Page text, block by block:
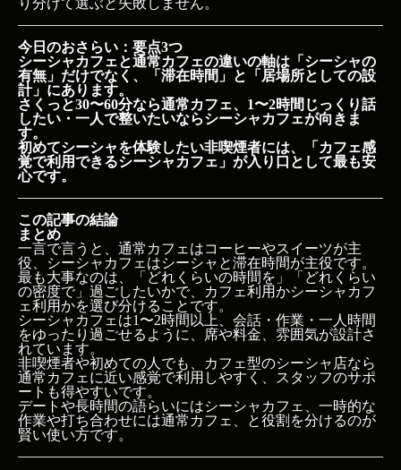
り分けて選ぶと失敗しません。
今日のおさらい：要点3つ
シーシャカフェと通常カフェの違いの軸は「シーシャの
有無」だけでなく、「滞在時間」と「居場所としての設
計」にあります。
さくっと30〜60分なら通常カフェ、1〜2時間じっくり話
したい・一人で整いたいならシーシャカフェが向きま
す。
初めてシーシャを体験したい非喫煙者には、「カフェ感
覚で利用できるシーシャカフェ」が入り口として最も安
心です。
この記事の結論
まとめ
一言で言うと、通常カフェはコーヒーやスイーツが主
役、シーシャカフェはシーシャと滞在時間が主役です。
最も大事なのは、「どれくらいの時間を」「どれくらい
の密度で」過ごしたいかで、カフェ利用かシーシャカフ
ェ利用かを選び分けることです。
シーシャカフェは1〜2時間以上、会話・作業・一人時間
をゆったり過ごせるように、席や料金、雰囲気が設計さ
れています。
非喫煙者や初めての人でも、カフェ型のシーシャ店なら
通常カフェに近い感覚で利用しやすく、スタッフのサポ
ートも得やすいです。
デートや長時間の語らいにはシーシャカフェ、一時的な
作業や打ち合わせには通常カフェ、と役割を分けるのが
賢い使い方です。